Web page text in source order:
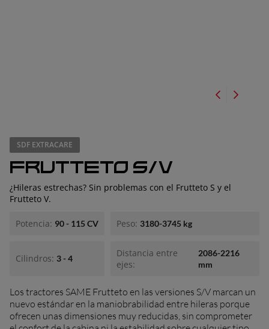
SDF EXTRACARE
FRUTTETO S/V
¿Hileras estrechas? Sin problemas con el Frutteto S y el
Frutteto V.
Potencia: 90 - 115 CV Peso: 3180-3745 kg
Cilindros: 3 - 4
Distancia entre
ejes:
2086-2216
mm
Los tractores SAME Frutteto en las versiones S/V marcan un
nuevo estándar en la maniobrabilidad entre hileras porque
ofrecen unas dimensiones muy reducidas, sin comprometer